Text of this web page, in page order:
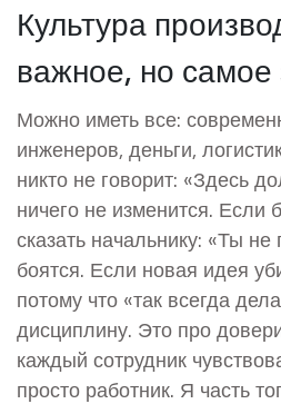
Культура
важное, но
Можно иметь все:
инженеров, деньги,
никто не говорит: «Здесь
ничего не изменится. Если
сказать начальнику: «Ты
боятся. Если новая идея
потому что «так всегда
дисциплину. Это про
каждый сотрудник
просто работник. Я часть